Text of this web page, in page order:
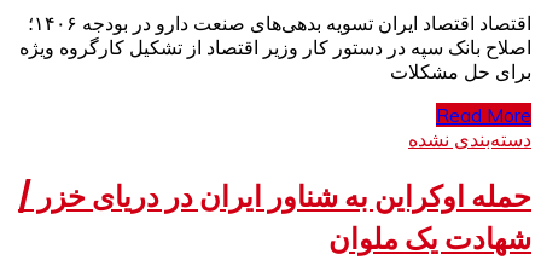
اقتصاد اقتصاد ایران تسویه بدهی‌های صنعت دارو در بودجه ۱۴۰۶؛
اصلاح بانک سپه در دستور کار وزیر اقتصاد از تشکیل کارگروه ویژه
برای حل مشکلات
Read More
دسته‌بندی نشده
حمله اوکراین به شناور ایران در دریای خزر /
شهادت یک ملوان